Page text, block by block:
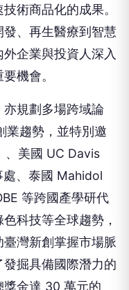
術商品化的成果。
、再生醫療到智慧
企業與投資人深入
機會。
規劃多場跨域論
業趨勢，並特別邀
、美國 UC Davis
、泰國 Mahidol
等跨國產學研代
科技等全球趨勢，
灣新創掌握市場脈
掘具備國際潛力的
金達 30 萬元的